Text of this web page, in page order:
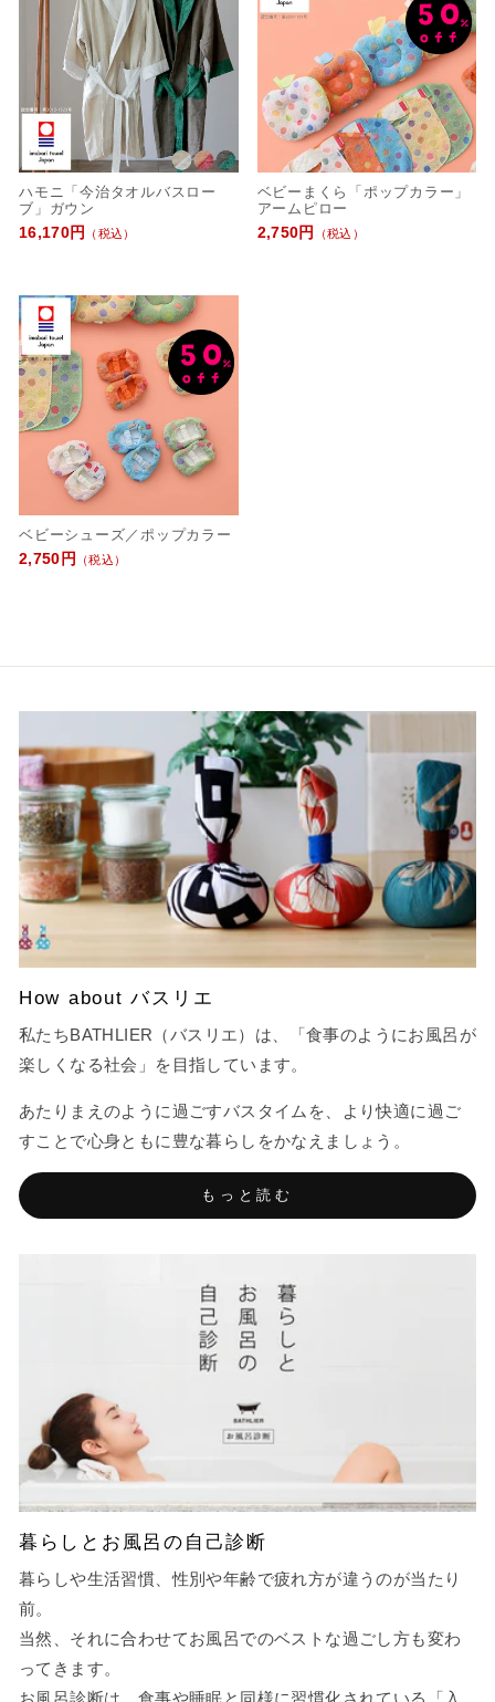
ハモニ「今治タオルバスロー
ブ」ガウン
16,170円
（税込）
ベビーまくら「ポップカラー」
アームピロー
2,750円
（税込）
ベビーシューズ／ポップカラー
2,750円
（税込）
How about バスリエ
私たちBATHLIER（バスリエ）は、「食事のようにお風呂が
楽しくなる社会」を目指しています。
あたりまえのように過ごすバスタイムを、より快適に過ご
すことで心身ともに豊な暮らしをかなえましょう。
もっと読む
暮らしとお風呂の自己診断
暮らしや生活習慣、性別や年齢で疲れ方が違うのが当たり
前。
当然、それに合わせてお風呂でのベストな過ごし方も変わ
ってきます。